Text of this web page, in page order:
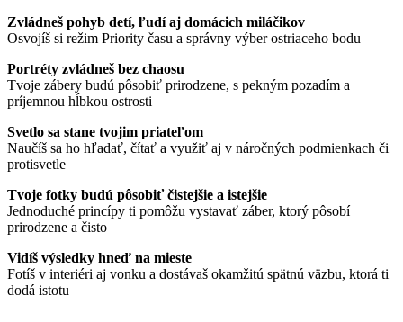
Zvládneš pohyb detí, ľudí aj domácich miláčikov
Osvojíš si režim Priority času a správny výber ostriaceho bodu
Portréty zvládneš bez chaosu
Tvoje zábery budú pôsobiť prirodzene, s pekným pozadím a
príjemnou hĺbkou ostrosti
Svetlo sa stane tvojim priateľom
Naučíš sa ho hľadať, čítať a využiť aj v náročných podmienkach či
protisvetle
Tvoje fotky budú pôsobiť čistejšie a istejšie
Jednoduché princípy ti pomôžu vystavať záber, ktorý pôsobí
prirodzene a čisto
Vidíš výsledky hneď na mieste
Fotíš v interiéri aj vonku a dostávaš okamžitú spätnú väzbu, ktorá ti
dodá istotu